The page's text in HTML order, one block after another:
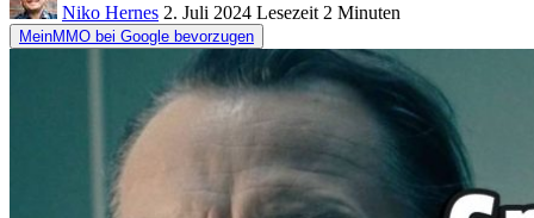
Niko Hernes 2. Juli 2024 Lesezeit 2 Minuten
MeinMMO bei Google bevorzugen